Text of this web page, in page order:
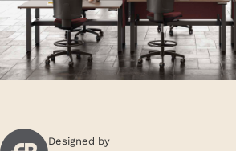
Designed by